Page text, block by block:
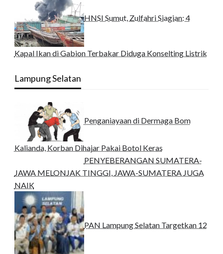
HNSI Sumut, Zulfahri Siagian: 4
Kapal Ikan di Gabion Terbakar Diduga Konselting Listrik
Lampung Selatan
Penganiayaan di Dermaga Bom
Kalianda, Korban Dihajar Pakai Botol Keras
PENYEBERANGAN SUMATERA-
JAWA MELONJAK TINGGI, JAWA-SUMATERA JUGA
NAIK
PAN Lampung Selatan Targetkan 12